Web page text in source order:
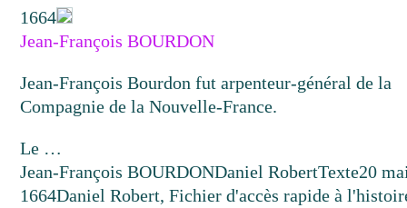
1664
Jean-François BOURDON
Jean-François Bourdon fut arpenteur-général de la
Compagnie de la Nouvelle-France.
Le …
Jean-François BOURDONDaniel RobertTexte20
1664Daniel Robert, Fichier d'accès rapide à